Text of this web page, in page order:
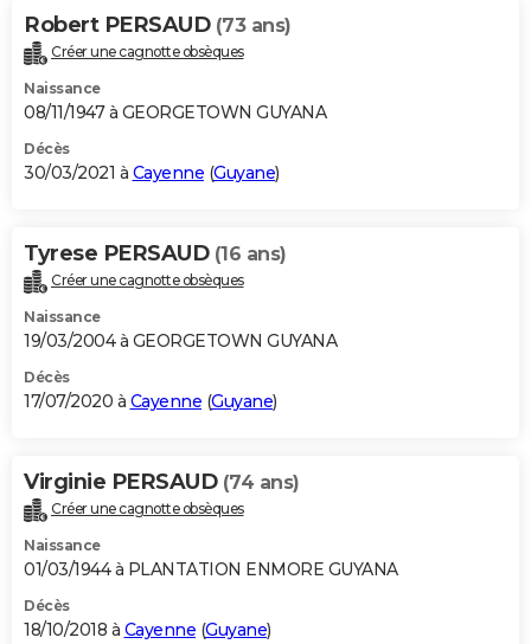
Robert PERSAUD (73 ans)
Créer une cagnotte obsèques
Naissance
08/11/1947 à GEORGETOWN GUYANA
Décès
30/03/2021 à Cayenne (Guyane)
Tyrese PERSAUD (16 ans)
Créer une cagnotte obsèques
Naissance
19/03/2004 à GEORGETOWN GUYANA
Décès
17/07/2020 à Cayenne (Guyane)
Virginie PERSAUD (74 ans)
Créer une cagnotte obsèques
Naissance
01/03/1944 à PLANTATION ENMORE GUYANA
Décès
18/10/2018 à Cayenne (Guyane)